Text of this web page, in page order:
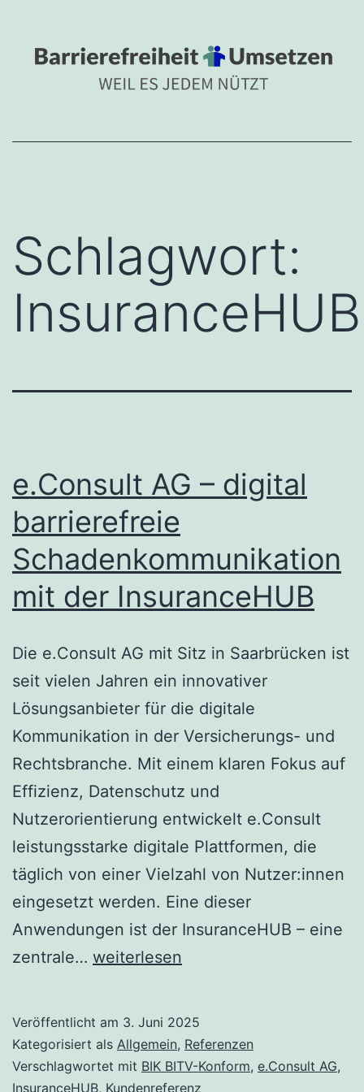
springen
Barrierefreiheit umsetzen
Schlagwort:
InsuranceHUB
e.Consult AG – digital
barrierefreie
Schadenkommunikation
mit der InsuranceHUB
Die e.Consult AG mit Sitz in Saarbrücken ist
seit vielen Jahren ein innovativer
Lösungsanbieter für die digitale
Kommunikation in der Versicherungs- und
Rechtsbranche. Mit einem klaren Fokus auf
Effizienz, Datenschutz und
Nutzerorientierung entwickelt e.Consult
leistungsstarke digitale Plattformen, die
täglich von einer Vielzahl von Nutzer:innen
eingesetzt werden. Eine dieser
Anwendungen ist der InsuranceHUB – eine
zentrale… e.Consult
digital
barrierefreie
weiterlesen
Veröffentlicht am 3. Juni 2025
Kategorisiert als Allgemein, Referenzen
Verschlagwortet mit BIK BITV-Konform, e.Consult AG,
InsuranceHUB, Kundenreferenz